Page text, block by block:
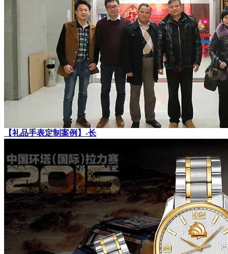
【礼品手表定制案例】-长